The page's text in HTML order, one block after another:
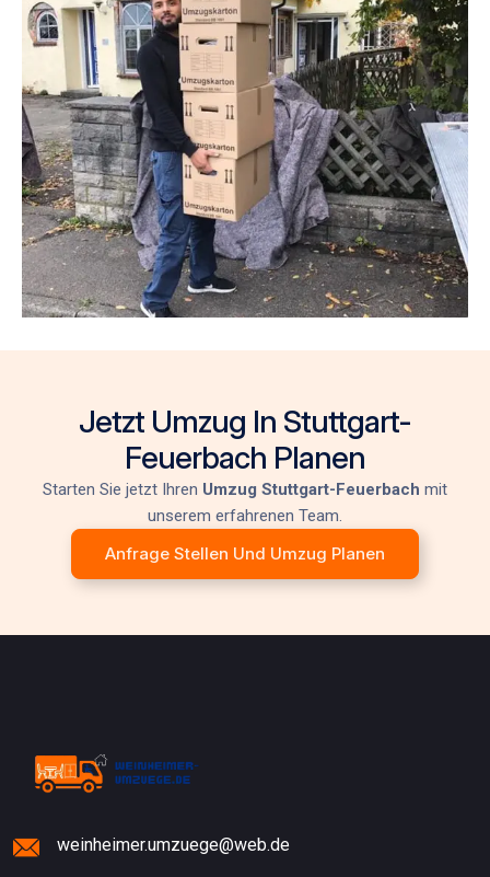
Jetzt Umzug In Stuttgart-
Feuerbach Planen
Starten Sie jetzt Ihren Umzug Stuttgart-Feuerbach mit
unserem erfahrenen Team.
Anfrage Stellen Und Umzug Planen
weinheimer.umzuege@web.de